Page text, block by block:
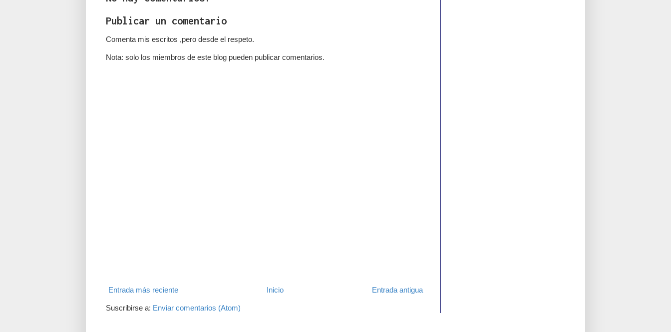
Publicar un comentario
Comenta mis escritos ,pero desde el respeto.
Nota: solo los miembros de este blog pueden publicar comentarios.
Entrada más reciente Entrada antigua
Inicio
Suscribirse a: Enviar comentarios (Atom)